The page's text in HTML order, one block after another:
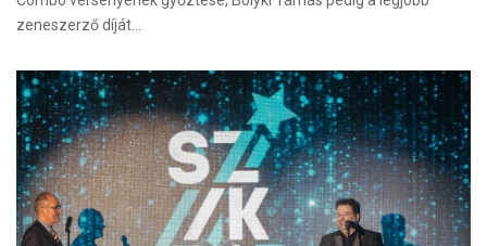
zeneszerző díját…